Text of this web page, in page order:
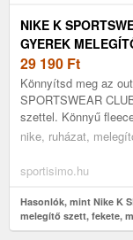
NIKE K
GYEREK
29 190 Ft
Könnyítsd meg az
SPORTSWEAR
szettel. Könnyű
nike, ruházat,
sportisimo.hu
Hasonlók, mint Nike K
melegítő szett, fekete,